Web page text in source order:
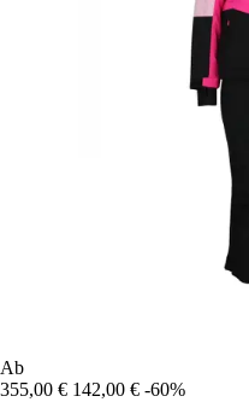
Ab
355,00 € 142,00 € -60%